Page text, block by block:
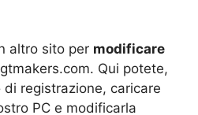
altro sito per modificare
Qui potete,
di registrazione, caricare
PC e modificarla